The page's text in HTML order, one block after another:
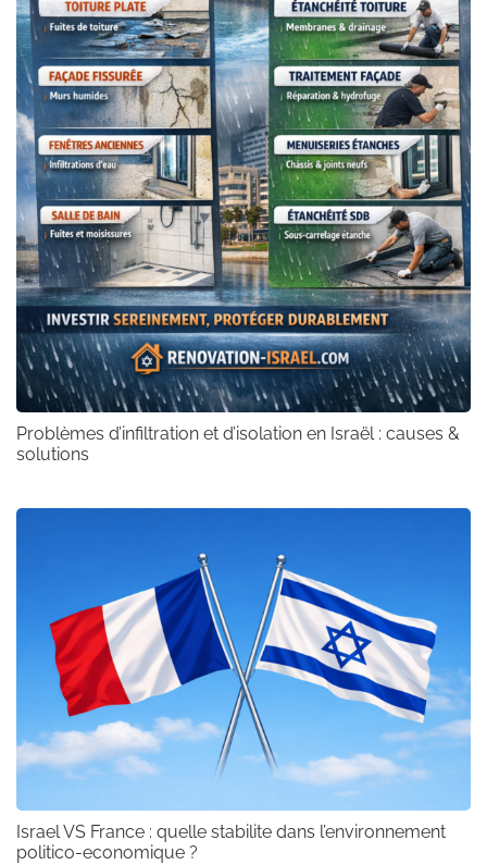
Problèmes d’infiltration et d’isolation en Israël : causes &
solutions
Israel VS France : quelle stabilite dans l’environnement
politico-economique ?